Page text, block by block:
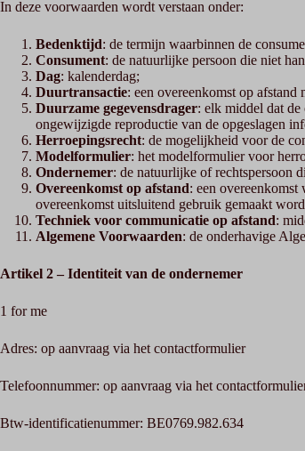
In deze voorwaarden wordt verstaan onder:
Bedenktijd: de termijn waarbinnen de
Consument: de natuurlijke persoon die niet
Dag: kalenderdag;
Duurtransactie: een overeenkomst op
Duurzame gegevensdrager: elk middel dat de
ongewijzigde reproductie van de opgeslagen
Herroepingsrecht: de mogelijkheid voor de
Modelformulier: het modelformulier voor
Ondernemer: de natuurlijke of rechtspersoon
Overeenkomst op afstand: een overeenkomst
overeenkomst uitsluitend gebruik gemaakt
Techniek voor communicatie op afstand:
Algemene Voorwaarden: de onderhavige
Artikel 2 – Identiteit van de ondernemer
1 for me
Adres: op aanvraag via het contactformulier
Telefoonnummer: op aanvraag via het
Btw-identificatienummer: BE0769.982.634